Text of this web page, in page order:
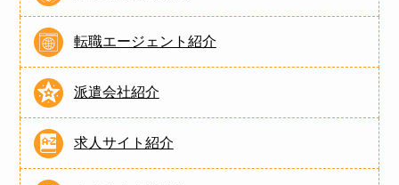
転職エージェント紹介
派遣会社紹介
求人サイト紹介